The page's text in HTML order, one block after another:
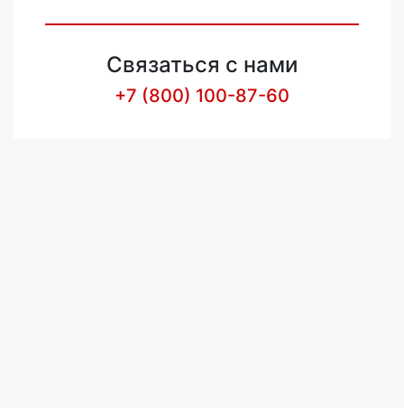
Связаться с нами
+7 (800) 100-87-60